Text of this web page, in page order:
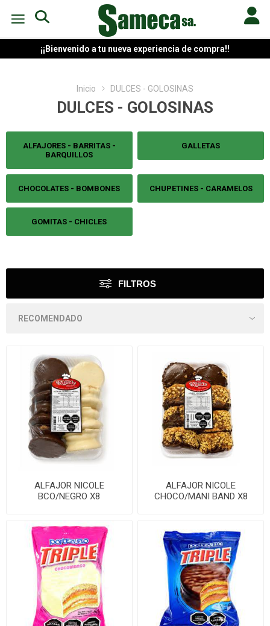
¡¡Bienvenido a tu nueva experiencia de compra!!
Inicio DULCES - GOLOSINAS
DULCES - GOLOSINAS
ALFAJORES - BARRITAS -
BARQUILLOS
GALLETAS
CHOCOLATES - BOMBONES CHUPETINES - CARAMELOS
GOMITAS - CHICLES
FILTROS
ALFAJOR NICOLE
BCO/NEGRO X8
ALFAJOR NICOLE
CHOCO/MANI BAND X8